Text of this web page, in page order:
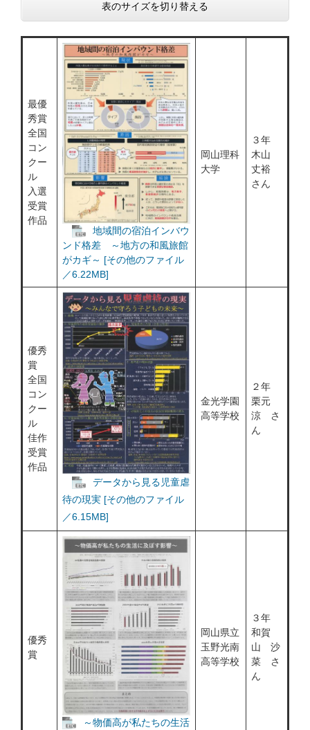
表のサイズを切り替える
最優
秀賞
全国
コン
クー
ル
入選
受賞
作品
地域間の宿泊インバウ
ンド格差 ～地方の和風旅館
がカギ～ [その他のファイル
／6.22MB]
岡山理科
大学
３年
木山
丈裕
さん
優秀
賞
全国
コン
クー
ル
佳作
受賞
作品
データから見る児童虐
待の現実 [その他のファイル
／6.15MB]
金光学園
高等学校
２年
栗元
涼 さ
ん
優秀
賞
～物価高が私たちの生活
岡山県立
玉野光南
高等学校
３年
和賀
山 沙
菜 さ
ん